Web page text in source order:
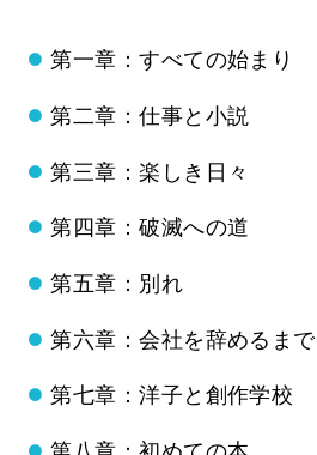
第一章：すべての始まり
第二章：仕事と小説
第三章：楽しき日々
第四章：破滅への道
第五章：別れ
第六章：会社を辞めるまで
第七章：洋子と創作学校